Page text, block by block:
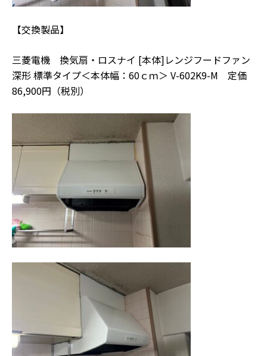
【交換製品】
三菱電機 換気扇・ロスナイ [本体]レンジフードファン
深形 標準タイプ＜本体幅：60ｃｍ＞ V-602K9-M 定価
86,900円（税別）